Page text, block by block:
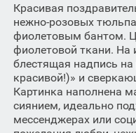
Красивая
нежно-розовых
фиолетовым бантом.
фиолетовой ткани. На
блестящая надпись
красивой!)» и
Картинка наполнена
сиянием, идеально
мессенджерах или